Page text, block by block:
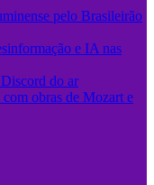
pelo Brasileirão
e IA nas
do ar
obras de Mozart e